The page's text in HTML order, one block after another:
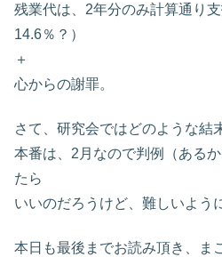
残業代は、2年分のみ計算通り
14.6％？）
＋
心からの謝罪。
さて、研究会ではどのような結
本番は、2月なので判例（ある
たら
いいのだろうけど、難しいよう
本日も最後までお読み頂き、ま